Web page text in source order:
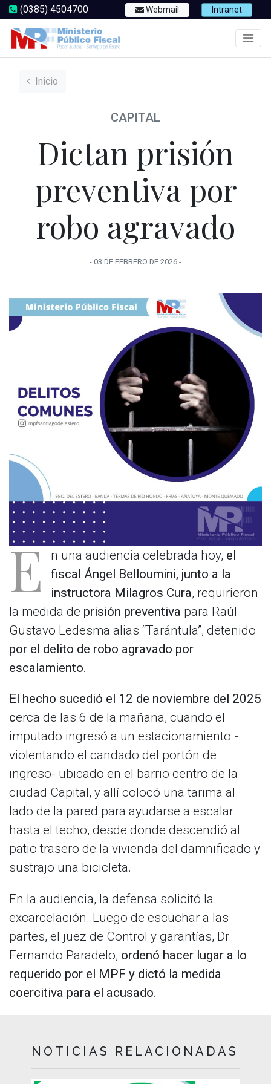
(0385) 4504700 Webmail Intranet
Inicio
CAPITAL
Dictan prisión
preventiva por
robo agravado
- 03 DE FEBRERO DE 2026 -
E n una audiencia celebrada hoy, el
fiscal Ángel Belloumini, junto a la
instructora Milagros Cura, requirieron
la medida de prisión preventiva para Raúl
Gustavo Ledesma alias “Tarántula”, detenido
por el delito de robo agravado por
escalamiento.
El hecho sucedió el 12 de noviembre del 2025
cerca de las 6 de la mañana, cuando el
imputado ingresó a un estacionamiento -
violentando el candado del portón de
ingreso- ubicado en el barrio centro de la
ciudad Capital, y allí colocó una tarima al
lado de la pared para ayudarse a escalar
hasta el techo, desde donde descendió al
patio trasero de la vivienda del damnificado y
sustrajo una bicicleta.
En la audiencia, la defensa solicitó la
excarcelación. Luego de escuchar a las
partes, el juez de Control y garantías, Dr.
Fernando Paradelo, ordenó hacer lugar a lo
requerido por el MPF y dictó la medida
coercitiva para el acusado.
NOTICIAS RELACIONADAS